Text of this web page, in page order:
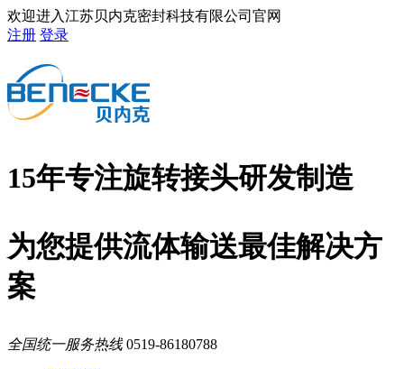
欢迎进入江苏贝内克密封科技有限公司官网
注册 登录
15年专注旋转接头研发制造
为您提供流体输送最佳解决方
案
全国统一服务热线0519-86180788